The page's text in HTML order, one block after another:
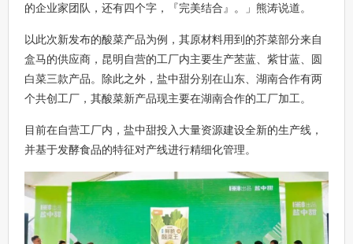
的企业家团队，还有四个字，『完美结合』。」熊涛说道。
以此次新发布的酸菜产品为例，其原材料用到的芥菜部分来自
盒马的供应商，昆明自营的工厂内主要生产苤蓝、紫甘蓝、圆
白菜三款产品。除此之外，盐中甜分别在山东、湖南合作有两
个共创工厂，其酸菜新产品现主要在湖南合作的工厂加工。
目前在自营工厂内，盐中甜投入大量资源建设全新的生产线，
并基于发酵食品的特征对产线进行精细化管理。